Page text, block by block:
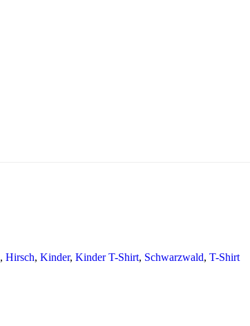
, Hirsch, Kinder, Kinder T-Shirt, Schwarzwald, T-Shirt